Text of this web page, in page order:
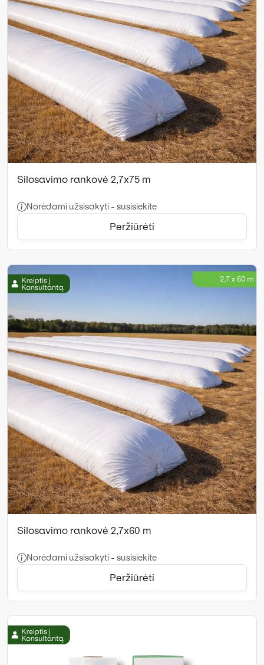
Silosavimo rankovė 2,7x75 m
Norėdami užsisakyti - susisiekite
Peržiūrėti
Silosavimo rankovė 2,7x60 m
Norėdami užsisakyti - susisiekite
Peržiūrėti